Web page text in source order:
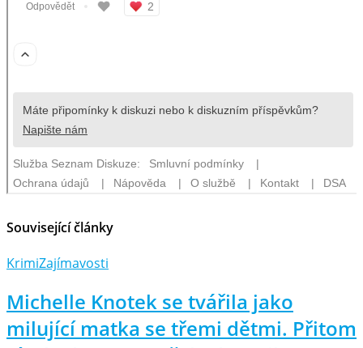
Související články
KrimiZajímavosti
Michelle Knotek se tvářila jako
milující matka se třemi dětmi. Přitom